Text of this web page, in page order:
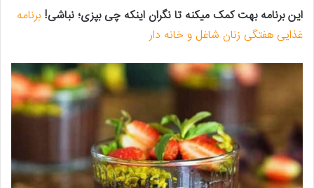
این برنامه بهت کمک میکنه تا نگران اینکه چی بپزی؛ نباشی! برنامه
غذایی هفتگی زنان شاغل و خانه دار